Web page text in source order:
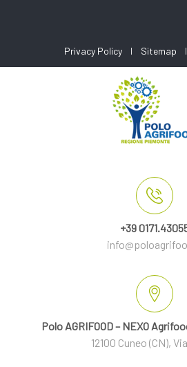
Privacy Policy Sitemap
+39
Polo AGRIFOOD – NEXO
12100 Cuneo (CN),